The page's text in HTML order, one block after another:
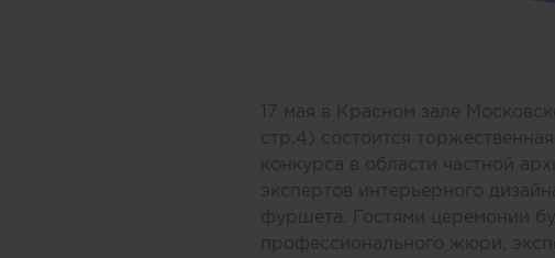
17 мая в Красном зале
стр.4) состоится
конкурса в области частной
экспертов интерьерного
фуршета. Гостями церемонии
профессионального жюри,